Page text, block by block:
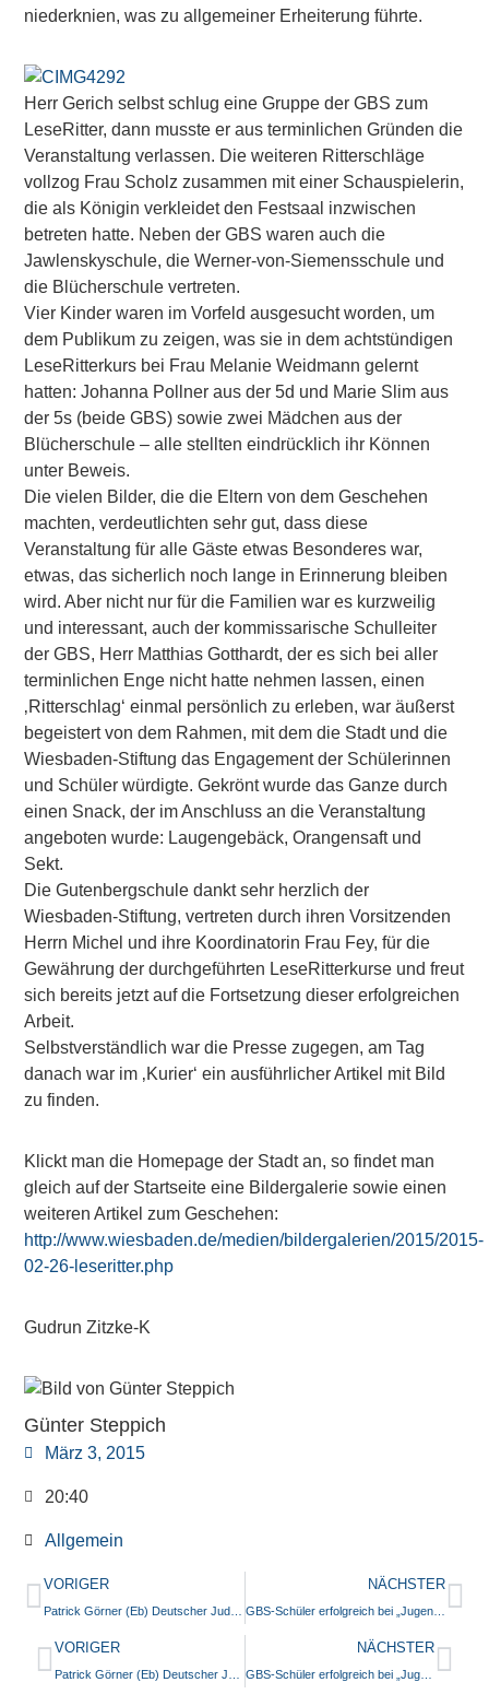
niederknien, was zu allgemeiner Erheiterung führte.
Herr Gerich selbst schlug eine Gruppe der GBS zum
LeseRitter, dann musste er aus terminlichen Gründen die
Veranstaltung verlassen. Die weiteren Ritterschläge
vollzog Frau Scholz zusammen mit einer Schauspielerin,
die als Königin verkleidet den Festsaal inzwischen
betreten hatte. Neben der GBS waren auch die
Jawlenskyschule, die Werner-von-Siemensschule und
die Blücherschule vertreten.
Vier Kinder waren im Vorfeld ausgesucht worden, um
dem Publikum zu zeigen, was sie in dem achtstündigen
LeseRitterkurs bei Frau Melanie Weidmann gelernt
hatten: Johanna Pollner aus der 5d und Marie Slim aus
der 5s (beide GBS) sowie zwei Mädchen aus der
Blücherschule – alle stellten eindrücklich ihr Können
unter Beweis.
Die vielen Bilder, die die Eltern von dem Geschehen
machten, verdeutlichten sehr gut, dass diese
Veranstaltung für alle Gäste etwas Besonderes war,
etwas, das sicherlich noch lange in Erinnerung bleiben
wird. Aber nicht nur für die Familien war es kurzweilig
und interessant, auch der kommissarische Schulleiter
der GBS, Herr Matthias Gotthardt, der es sich bei aller
terminlichen Enge nicht hatte nehmen lassen, einen
‚Ritterschlag‘ einmal persönlich zu erleben, war äußerst
begeistert von dem Rahmen, mit dem die Stadt und die
Wiesbaden-Stiftung das Engagement der Schülerinnen
und Schüler würdigte. Gekrönt wurde das Ganze durch
einen Snack, der im Anschluss an die Veranstaltung
angeboten wurde: Laugengebäck, Orangensaft und
Sekt.
Die Gutenbergschule dankt sehr herzlich der
Wiesbaden-Stiftung, vertreten durch ihren Vorsitzenden
Herrn Michel und ihre Koordinatorin Frau Fey, für die
Gewährung der durchgeführten LeseRitterkurse und freut
sich bereits jetzt auf die Fortsetzung dieser erfolgreichen
Arbeit.
Selbstverständlich war die Presse zugegen, am Tag
danach war im ‚Kurier‘ ein ausführlicher Artikel mit Bild
zu finden.
Klickt man die Homepage der Stadt an, so findet man
gleich auf der Startseite eine Bildergalerie sowie einen
weiteren Artikel zum Geschehen:
http://www.wiesbaden.de/medien/bildergalerien/2015/2015-
02-26-leseritter.php
Gudrun Zitzke-K
Günter Steppich
März 3, 2015
20:40
Allgemein
VORIGER NÄCHSTER
GBS-Schüler erfolgreich bei „Jugend debattiert“!
VORIGER NÄCHSTER
GBS-Schüler erfolgreich bei „Jugend debattiert“!